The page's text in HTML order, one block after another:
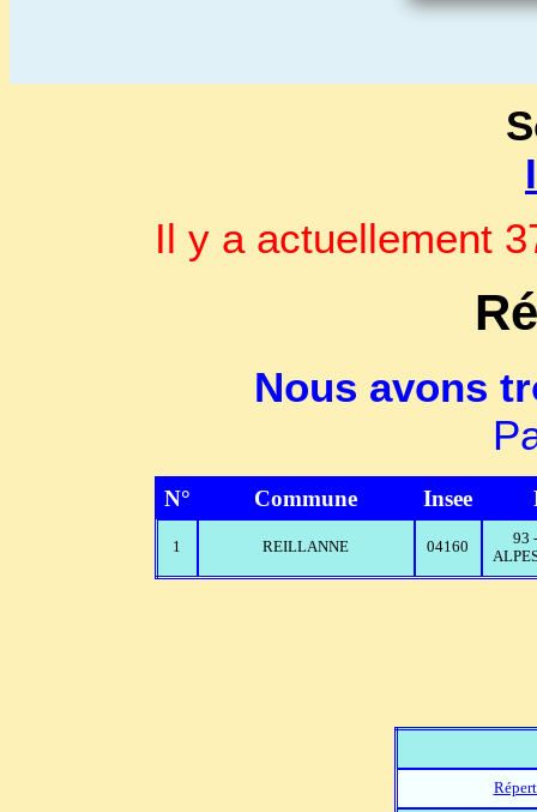
Il y a actuellement
Nous avons
N° Commune Insee
1 REILLANNE 04160
93